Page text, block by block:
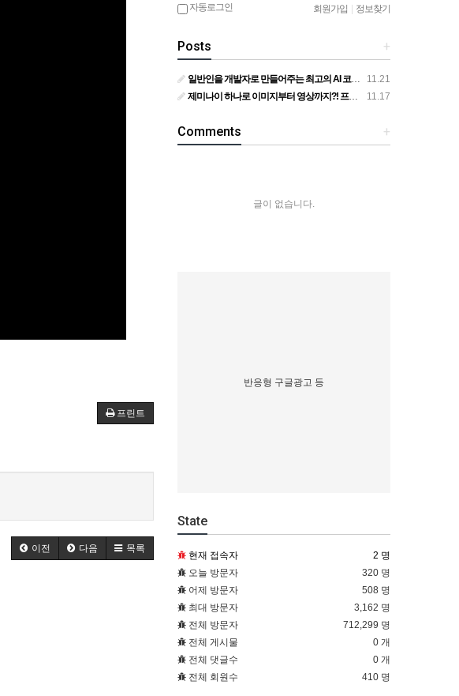
프린트
이전 다음 목록
자동로그인 회원가입 정보찾기
+
Posts
11.21
일반인을 개발자로 만들어주는 최고의 AI 코딩도구 Gemini 3 안티그래비티
11.17
제미나이 하나로 이미지부터 영상까지?! 프롬프트 공개
+
Comments
글이 없습니다.
반응형 구글광고 등
State
현재 접속자
2 명
오늘 방문자
320 명
어제 방문자
508 명
최대 방문자
3,162 명
전체 방문자
712,299 명
전체 게시물
0 개
전체 댓글수
0 개
전체 회원수
410 명